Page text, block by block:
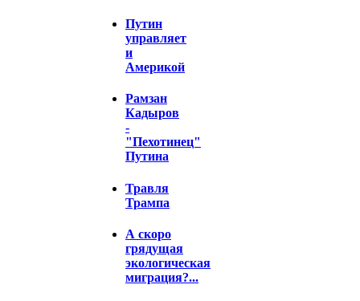
Путин
управляет
и
Америкой
Рамзан
Кадыров
-
"Пехотинец"
Путина
Травля
Трампа
А скоро
грядущая
экологическая
миграция?...